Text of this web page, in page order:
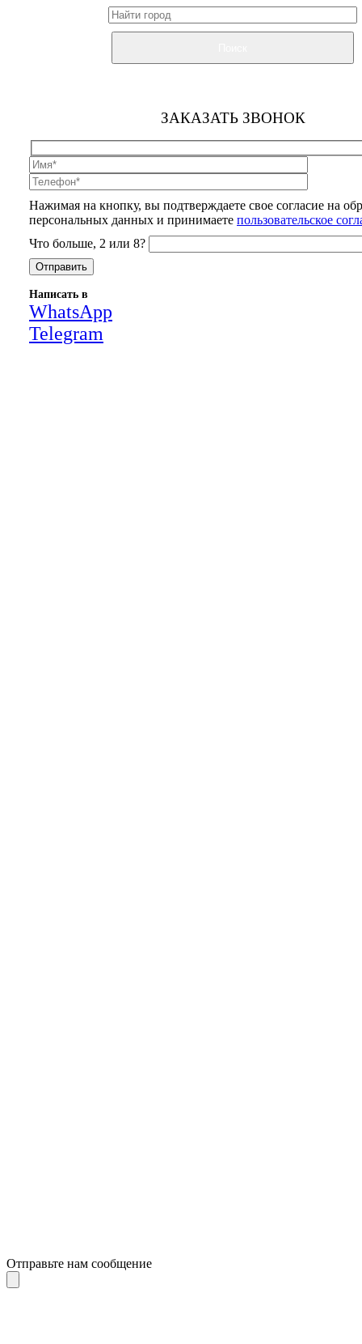
ЗАКАЗАТЬ ЗВОНОК
Нажимая на кнопку, вы подтверждаете свое согласие на
персональных данных и принимаете пользовательское
Что больше, 2 или 8?
Написать в
WhatsApp
Telegram
Отправьте нам сообщение